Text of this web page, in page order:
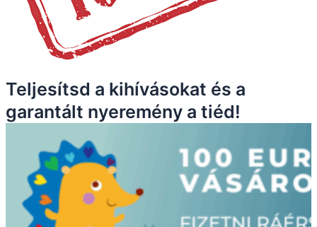
Teljesítsd a kihívásokat és a
garantált nyeremény a tiéd!